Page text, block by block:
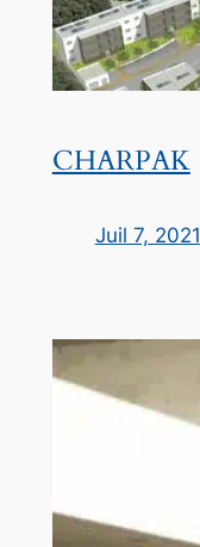
CHARPAK
Juil 7, 2021